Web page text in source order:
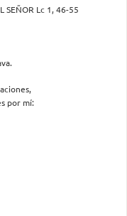
SEÑOR Lc 1, 46-55
por mí: